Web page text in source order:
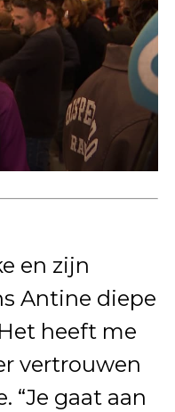
en zijn
Antine diepe
heeft me
vertrouwen
“Je gaat aan